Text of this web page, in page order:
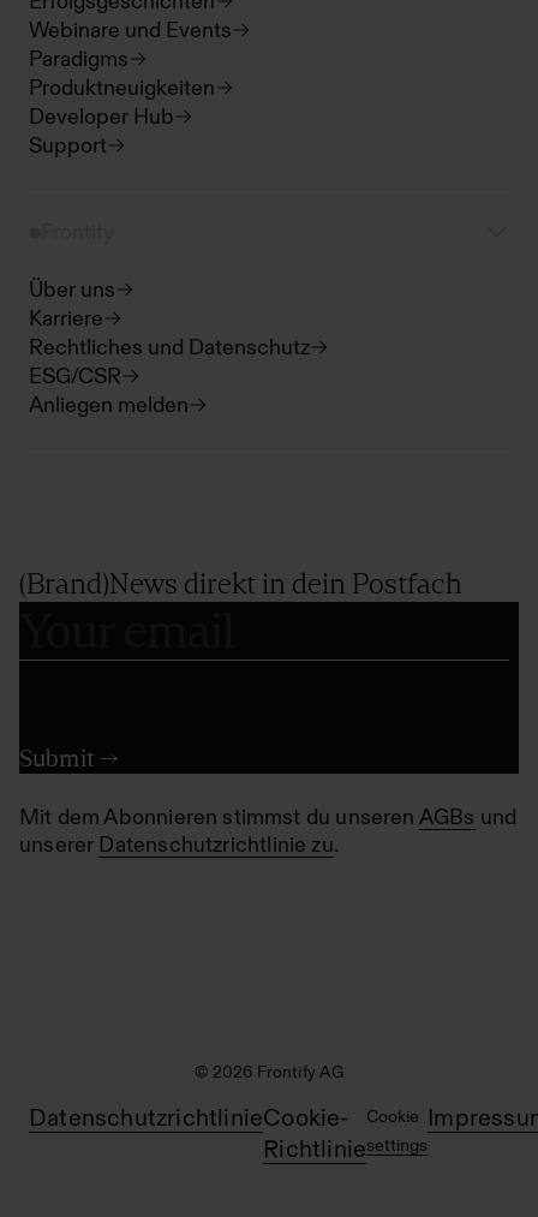
Webinare und Events
Paradigms
Produktneuigkeiten
Developer Hub
Support
Über uns
Karriere
Rechtliches und Datenschutz
ESG/CSR
Anliegen melden
(Brand)News direkt in dein Postfach
Mit dem Abonnieren stimmst du unseren AGBs und
unserer Datenschutzrichtlinie zu.
© 2026 Frontify AG
DatenschutzrichtlinieCookie-
Richtlinie
Cookie
settings